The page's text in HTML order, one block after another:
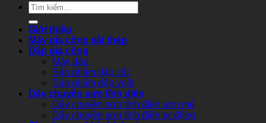
Tìm
kiếm:
Giới thiệu
Máy gia công sắt thép
Dập gia công
Máy dập
Sản phẩm dập cắt
Sản phẩm dập vuốt
Dây chuyền sơn tĩnh điện
Dây chuyền sơn tĩnh điện sơn mẻ
Dây chuyền sơn tĩnh điện tự động